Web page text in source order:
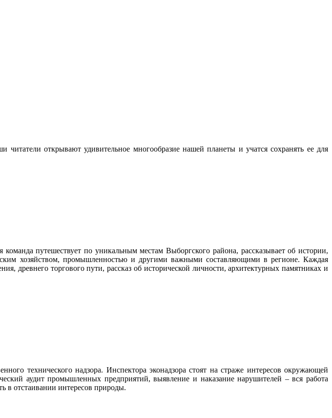
открывают удивительное многообразие нашей планеты и учатся сохранять ее для
путешествует по уникальным местам Выборгского района, рассказывает об истории,
хозяйством, промышленностью и другими важными составляющими в регионе. Каждая
древнего торгового пути, рассказ об исторической личности, архитектурных памятниках и
технического надзора. Инспектора эконадзора стоят на страже интересов окружающей
аудит промышленных предприятий, выявление и наказание нарушителей – вся работа
в отстаивании интересов природы.